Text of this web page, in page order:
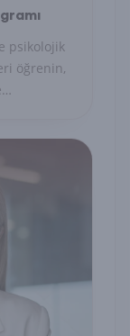
psikolojik
öğrenin,